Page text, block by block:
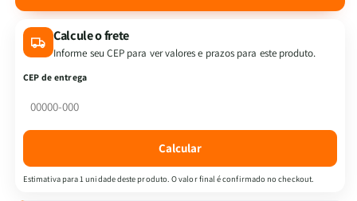
Caneca
-
O
dele
nos
Caneca
-
O
Calcule o frete
Informe seu CEP para ver valores e prazos para este produto.
CEP de entrega
Calcular
Estimativa para 1 unidade deste produto. O valor final é confirmado no checkout.